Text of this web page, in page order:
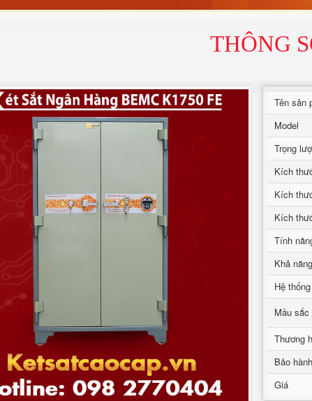
THÔNG
Tên sản
Model
Trọng
Kích
Kích
Kích
Tính
Khả
Hệ
Mầu sắc
Thương
Bảo hành
Giá